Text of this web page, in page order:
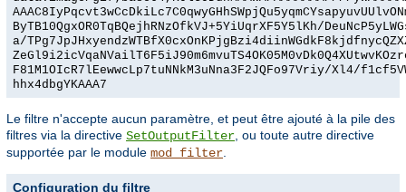
ByTB10QgxOR0TqBQejhRNzOfkVJ+5YiUqrXF5Y5lKh/
a/
F81M1OIcR7lEewwcLp7tuNNkM3uNna3F2JQFo97Vriy/Xl4/
hhx4dbgYKAAA7
Le filtre n'accepte aucun paramètre, et peut être ajouté à la pile des
filtres via la directive SetOutputFilter , ou toute autre directive
supportée par le module mod_filter
Configuration du filtre